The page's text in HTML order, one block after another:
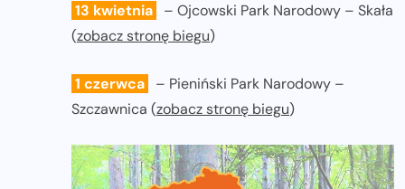
13 kwietnia
– Ojcowski Park Narodowy – Skała
(zobacz stronę biegu)
1 czerwca
– Pieniński Park Narodowy –
Szczawnica (zobacz stronę biegu)